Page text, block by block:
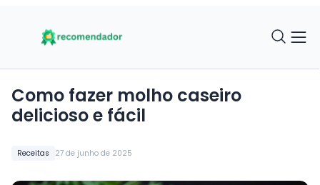
Receitas 27 de junho de 2025
Como fazer molho caseiro
delicioso e fácil